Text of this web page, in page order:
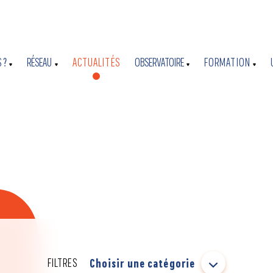
? RÉSEAU ACTUALITÉS OBSERVATOIRE FORMATION
FILTRES Choisir une catégorie